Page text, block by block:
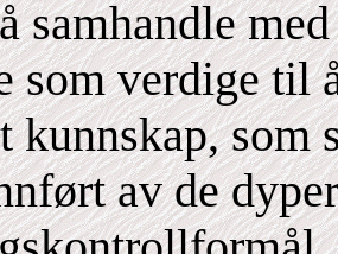
samhandle
som verdige til
kunnskap, som
av de